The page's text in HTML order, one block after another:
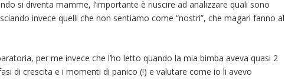
si diventa mamme, l’importante è riuscire ad analizzare quali sono
invece quelli che non sentiamo come “nostri”, che magari fanno al
per me invece che l’ho letto quando la mia bimba aveva quasi 2
di crescita e i momenti di panico (!) e valutare come io li avevo